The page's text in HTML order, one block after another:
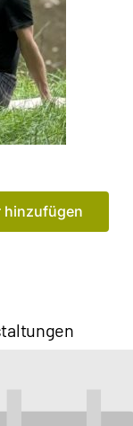
hinzufügen